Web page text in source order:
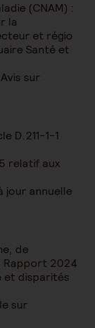
(CNAM) :
la
et régio
Santé et
sur
D.211-1-1
relatif aux
jour annuelle
de
Rapport 2024
et disparités
sur